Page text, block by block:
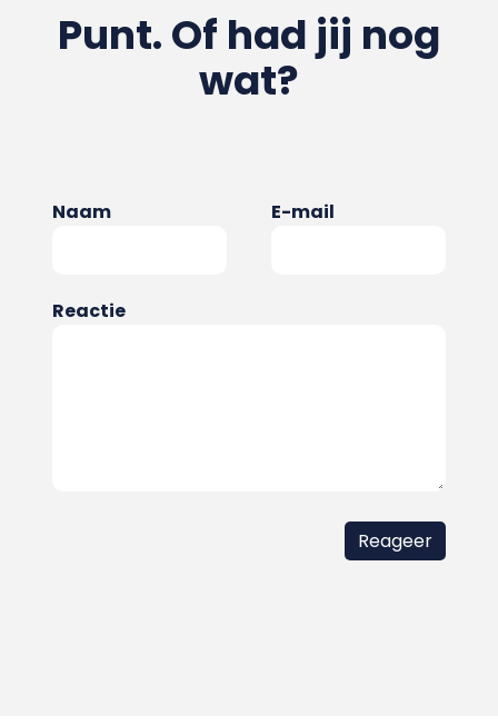
Punt. Of had jij nog
wat?
Naam E-mail
Reactie